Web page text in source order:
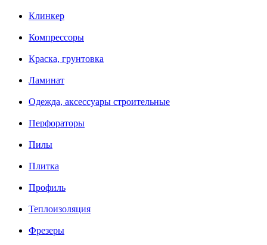
Клинкер
Компрессоры
Краска, грунтовка
Ламинат
Одежда, аксессуары строительные
Перфораторы
Пилы
Плитка
Профиль
Теплоизоляция
Фрезеры